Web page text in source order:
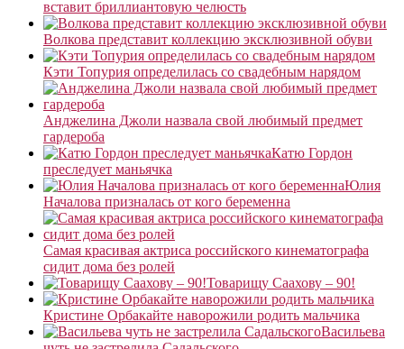
вставит бриллиантовую челюсть
Волкова представит коллекцию эксклюзивной обуви
Кэти Топурия определилась со свадебным нарядом
Анджелина Джоли назвала свой любимый предмет
гардероба
Катю Гордон
преследует маньячка
Юлия
Началова призналась от кого беременна
Самая красивая актриса российского кинематографа
сидит дома без ролей
Товарищу Саахову – 90!
Кристине Орбакайте наворожили родить мальчика
Васильева